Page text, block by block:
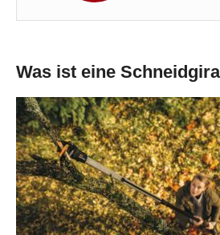
Was ist eine